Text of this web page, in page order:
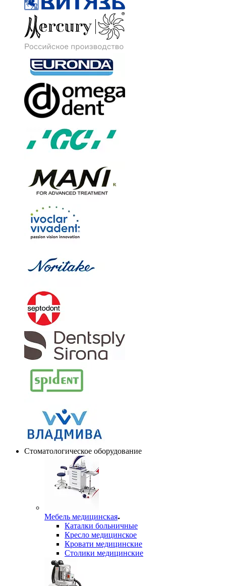
Стоматологическое оборудование
Мебель медицинская
Каталки больничные
Кресло медицинское
Кровати медицинские
Столики медицинские